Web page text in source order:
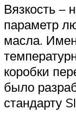
Вязкость –
параметр
масла.
коробки
было
стандарту